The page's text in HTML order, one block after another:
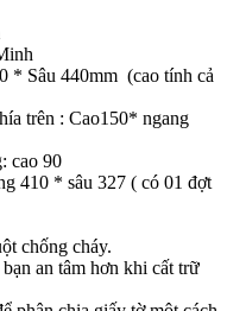
* Sâu 440mm (cao tính cả
trên : Cao150* ngang
cao 90
410 * sâu 327 ( có 01 đợt
chống cháy.
an tâm hơn khi cất trữ